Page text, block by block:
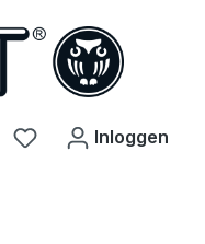
Je hebt 0 items op
Inloggen